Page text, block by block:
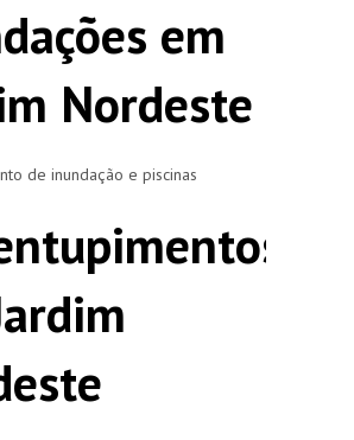
em
Nordeste
de inundação e piscinas